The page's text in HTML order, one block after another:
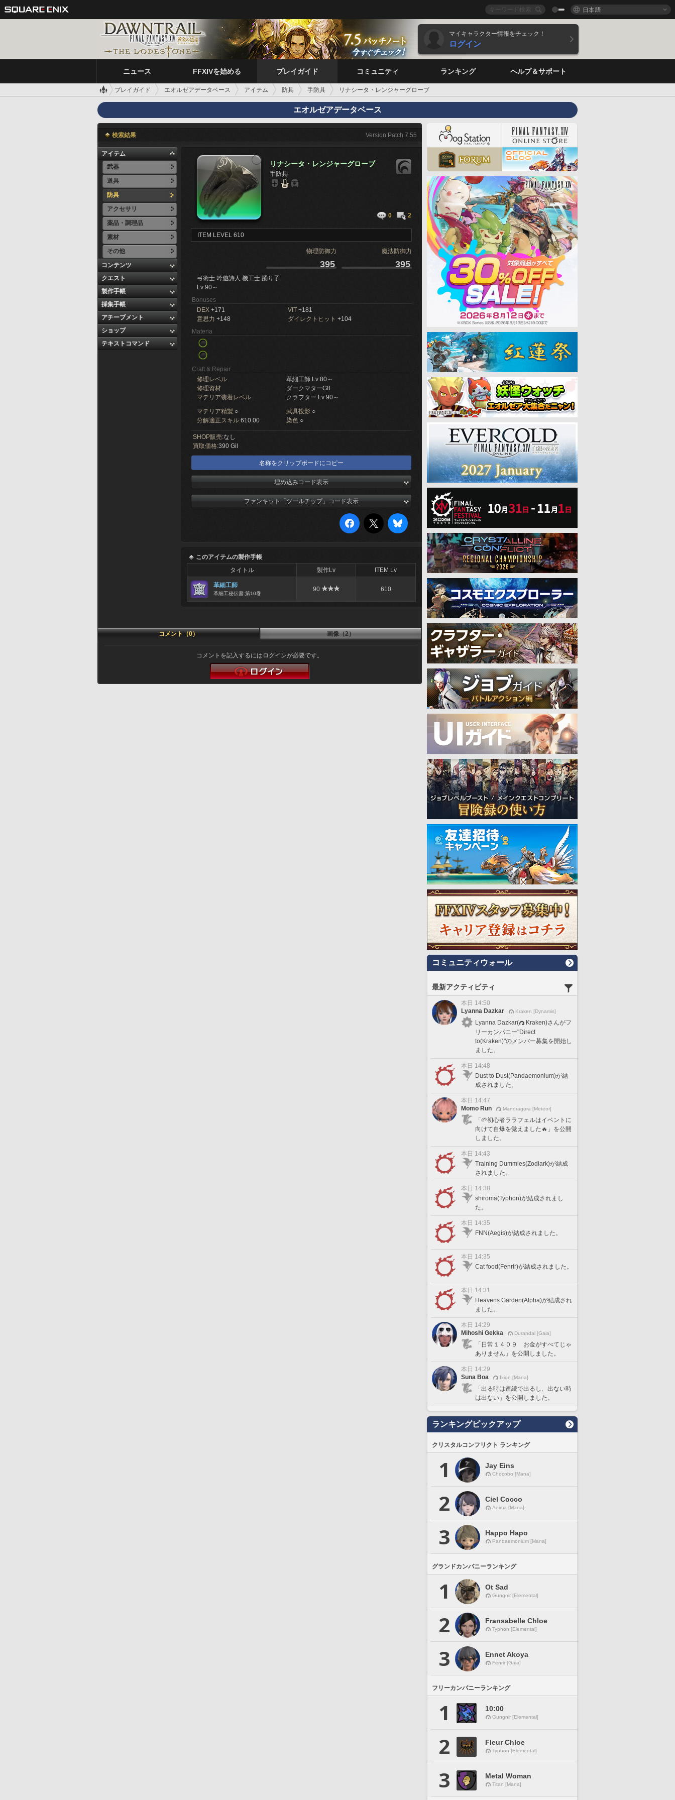
日本語
マイキャラクター情報をチェック！
ログイン
ニュース FFXIVを始める プレイガイド コミュニティ ランキング ヘルプ＆サポート
プレイガイド エオルゼアデータベース アイテム 防具 手防具 リナシータ・レンジャーグローブ
エオルゼアデータベース
検索結果 Version:Patch 7.55
アイテム
武器
道具
防具
アクセサリ
薬品・調理品
素材
その他
コンテンツ
クエスト
製作手帳
採集手帳
アチーブメント
ショップ
テキストコマンド
リナシータ・レンジャーグローブ
手防具
0 2
ITEM LEVEL 610
物理防御力 魔法防御力
395 395
弓術士 吟遊詩人 機工士 踊り子
Lv 90～
Bonuses
DEX +171 VIT +181
意思力 +148 ダイレクトヒット +104
Materia
Craft & Repair
修理レベル
革細工師 Lv 80～
修理資材
ダークマターG8
マテリア装着レベル
クラフター Lv 90～
マテリア精製:○ 武具投影:○
分解適正スキル:610.00 染色:○
SHOP販売:なし
買取価格:390 Gil
名称をクリップボードにコピー
埋め込みコード表示
ファンキット「ツールチップ」コード表示
このアイテムの製作手帳
タイトル
製作Lv ITEM Lv
革細工師
革細工秘伝書:第10巻
90 610
コメント（0） 画像（2）
コメントを記入するにはログインが必要です。
コミュニティウォール
最新アクティビティ
本日 14:50
Lyanna Dazkar
Kraken [Dynamis]
Lyanna Dazkar(
Kraken)さんがフ
リーカンパニー"Direct
to(Kraken)"のメンバー募集を開始し
ました。
本日 14:48
Dust to Dust(Pandaemonium)が結
成されました。
本日 14:47
Momo Run
Mandragora [Meteor]
「🌱初心者ララフェルはイベントに
向けて自爆を覚えました🔥」を公開
しました。
本日 14:43
Training Dummies(Zodiark)が結成
されました。
本日 14:38
shiroma(Typhon)が結成されまし
た。
本日 14:35
FNN(Aegis)が結成されました。
本日 14:35
Cat food(Fenrir)が結成されました。
本日 14:31
Heavens Garden(Alpha)が結成され
ました。
本日 14:29
Mihoshi Gekka
Durandal [Gaia]
「日常１４０９ お金がすべてじゃ
ありません」を公開しました。
本日 14:29
Suna Boa
Ixion [Mana]
「出る時は連続で出るし、出ない時
は出ない」を公開しました。
ランキングピックアップ
クリスタルコンフリクト ランキング
1 Jay Eins
Chocobo [Mana]
2 Ciel Cocco
Anima [Mana]
3 Happo Hapo
Pandaemonium [Mana]
グランドカンパニーランキング
1 Ot Sad
Gungnir [Elemental]
2 Fransabelle Chloe
Typhon [Elemental]
3 Ennet Akoya
Fenrir [Gaia]
フリーカンパニーランキング
1 10:00
Gungnir [Elemental]
2 Fleur Chloe
Typhon [Elemental]
3 Metal Woman
Titan [Mana]